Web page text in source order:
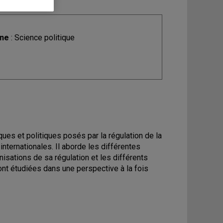
: Science politique
et politiques posés par la régulation de la
Il aborde les différentes
de sa régulation et les différents
étudiées dans une perspective à la fois